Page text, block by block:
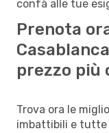
confà alle tue
Prenota
prezzo più
Trova ora le
imbattibili e tutte